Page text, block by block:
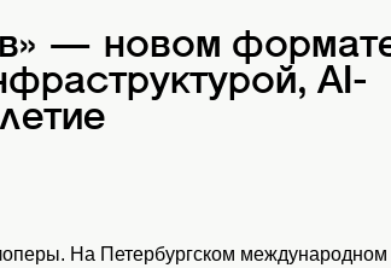
— новом
AI-
На Петербургском